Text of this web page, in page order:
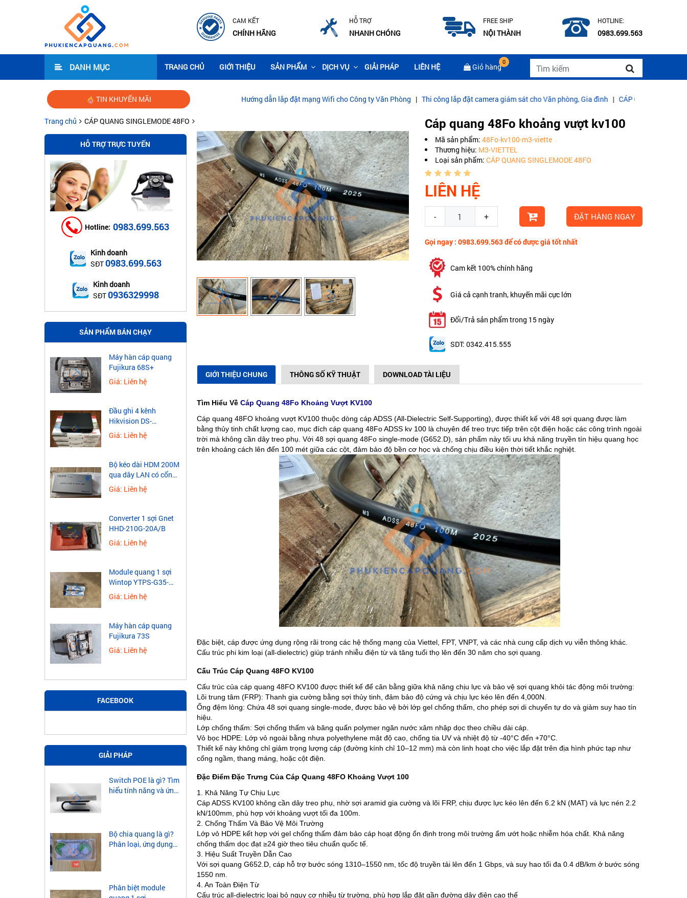
CAM KẾT
CHÍNH HÃNG
HỖ TRỢ
NHANH CHÓNG
FREE SHIP
NỘI THÀNH
HOTLINE:
0983.699.563
DANH MỤC TRANG CHỦ GIỚI THIỆU SẢN PHẨM DỊCH VỤ GIẢI PHÁP LIÊN HỆ Giỏ hàng
0
TIN KHUYẾN MÃI Hướng dẫn lắp đặt mạng Wifi cho Công ty Văn Phòng|Thi công lắp đặt camera giám sát cho Văn phòng, Gia đình| CÁP QUANG COMMSCOPE
Trang chủ CÁP QUANG SINGLEMODE 48FO
HỖ TRỢ TRỰC TUYẾN
Hotline: 0983.699.563
Kinh doanh
SĐT0983.699.563
Kinh doanh
SĐT0936329998
SẢN PHẨM BÁN CHẠY
Máy hàn cáp quang
Fujikura 68S+
Giá: Liên hệ
Đầu ghi 4 kênh
Hikvision DS-
7604NXI-K1
Giá: Liên hệ
​Bộ kéo dài HDM 200M
qua dây LAN có cổng
USB
Giá: Liên hệ
Converter 1 sợi Gnet
HHD-210G-20A/B
Giá: Liên hệ
Module quang 1 sợi
Wintop YTPS-G35-
40LD 1.25G
Giá: Liên hệ
Máy hàn cáp quang
Fujikura 73S
Giá: Liên hệ
FACEBOOK
GIẢI PHÁP
Switch POE là gì? Tìm
hiểu tính năng và ứng
Bộ chia quang là gì?
Phân loại, ứng dụng
Phân biệt module
Cáp quang 48Fo khoảng vượt kv100
Mã sản phẩm: 48Fo-kv100-m3-viette
Thương hiệu: M3-VIETTEL
Loại sản phẩm: CÁP QUANG SINGLEMODE 48FO
LIÊN HỆ
- + ĐẶT HÀNG NGAY
Gọi ngay : 0983.699.563 để có được giá tốt nhất
Cam kết 100% chính hãng
Giá cả cạnh tranh, khuyến mãi cực lớn
Đổi/Trả sản phẩm trong 15 ngày
SDT: 0342.415.555
GIỚI THIỆU CHUNG THÔNG SỐ KỸ THUẬT DOWNLOAD TÀI LIỆU
Tìm Hiểu Về Cáp Quang 48Fo Khoảng Vượt KV100
Cáp quang 48FO khoảng vượt KV100 thuộc dòng cáp ADSS (All-Dielectric Self-Supporting), được thiết kế với 48 sợi quang được làm
bằng thủy tinh chất lượng cao, mục đích cáp quang 48Fo ADSS kv 100 là chuyên để treo trực tiếp trên cột điện hoặc các công trình ngoài
trời mà không cần dây treo phụ. Với 48 sợi quang 48Fo single-mode (G652.D), sản phẩm này tối ưu khả năng truyền tín hiệu quang học
trên khoảng cách lên đến 100 mét giữa các cột, đảm bảo độ bền cơ học và chống chịu điều kiện thời tiết khắc nghiệt.
Đặc biệt, cáp được ứng dụng rộng rãi trong các hệ thống mạng của Viettel, FPT, VNPT, và các nhà cung cấp dịch vụ viễn thông khác.
Cấu trúc phi kim loại (all-dielectric) giúp tránh nhiễu điện từ và tăng tuổi thọ lên đến 30 năm cho sợi quang.
Cấu Trúc Cáp Quang 48FO KV100
Cấu trúc của cáp quang 48FO KV100 được thiết kế để cân bằng giữa khả năng chịu lực và bảo vệ sợi quang khỏi tác động môi trường:
Lõi trung tâm (FRP): Thanh gia cường bằng sợi thủy tinh, đảm bảo độ cứng và chịu lực kéo lên đến 4,000N.
Ống đệm lỏng: Chứa 48 sợi quang single-mode, được bảo vệ bởi lớp gel chống thấm, cho phép sợi di chuyển tự do và giảm suy hao tín
hiệu.
Lớp chống thấm: Sợi chống thấm và băng quấn polymer ngăn nước xâm nhập dọc theo chiều dài cáp.
Vỏ bọc HDPE: Lớp vỏ ngoài bằng nhựa polyethylene mật độ cao, chống tia UV và nhiệt độ từ -40°C đến +70°C.
Thiết kế này không chỉ giảm trọng lượng cáp (đường kính chỉ 10–12 mm) mà còn linh hoạt cho việc lắp đặt trên địa hình phức tạp như
cống ngầm, thang máng, hoặc cột điện.
Đặc Điểm Đặc Trưng Của Cáp Quang 48FO Khoảng Vượt 100
1. Khả Năng Tự Chịu Lực
Cáp ADSS KV100 không cần dây treo phụ, nhờ sợi aramid gia cường và lõi FRP, chịu được lực kéo lên đến 6.2 kN (MAT) và lực nén 2.2
kN/100mm, phù hợp với khoảng vượt tối đa 100m.
2. Chống Thấm Và Bảo Vệ Môi Trường
Lớp vỏ HDPE kết hợp với gel chống thấm đảm bảo cáp hoạt động ổn định trong môi trường ẩm ướt hoặc nhiễm hóa chất. Khả năng
chống thấm dọc đạt ≥24 giờ theo tiêu chuẩn quốc tế.
3. Hiệu Suất Truyền Dẫn Cao
Với sợi quang G652.D, cáp hỗ trợ bước sóng 1310–1550 nm, tốc độ truyền tải lên đến 1 Gbps, và suy hao tối đa 0.4 dB/km ở bước sóng
1550 nm.
4. An Toàn Điện Từ
Cấu trúc all-dielectric loại bỏ nguy cơ nhiễu từ trường, phù hợp lắp đặt gần đường dây điện cao thế